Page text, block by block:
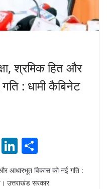
श्रमिक हित और
: धामी कैबिनेट
T
el
Li
k
h
ar
आधारभूत विकास को नई गति :
उत्तराखंड सरकार